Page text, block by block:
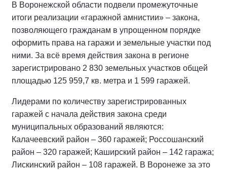
В Воронежской области подвели промежуточные
итоги реализации «гаражной амнистии» – закона,
позволяющего гражданам в упрощенном порядке
оформить права на гаражи и земельные участки под
ними. За всё время действия закона в регионе
зарегистрировано 2 830 земельных участков общей
площадью 125 959,7 кв. метра и 1 599 гаражей.
Лидерами по количеству зарегистрированных
гаражей с начала действия закона среди
муниципальных образований являются:
Калачеевский район – 360 гаражей; Россошанский
район – 320 гаражей; Каширский район – 142 гаража;
Лискинский район – 108 гаражей. В Воронеже за это